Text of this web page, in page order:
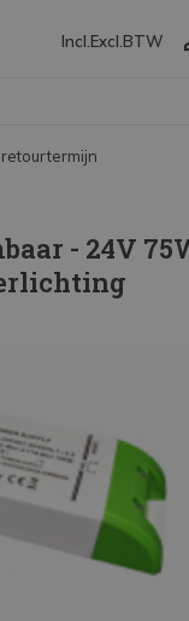
Incl. Excl. BTW
garantie
- 24V